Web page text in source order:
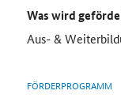
Was wird
Aus- &
FÖRDERPROGRAMM